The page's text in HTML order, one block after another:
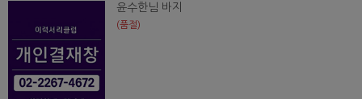
윤수한님 바지
(품절)